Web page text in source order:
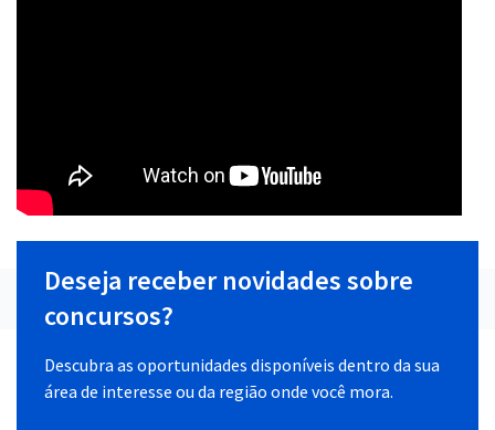
Deseja receber novidades sobre
concursos?
Descubra as oportunidades disponíveis dentro da sua
área de interesse ou da região onde você mora.